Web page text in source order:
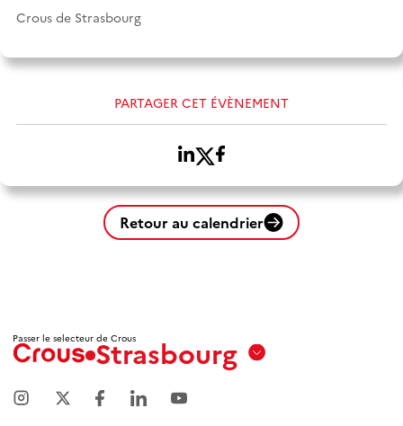
Crous de Strasbourg
PARTAGER CET ÉVÈNEMENT
Retour au calendrier
Passer le selecteur de CrousStrasbourg
Marseille